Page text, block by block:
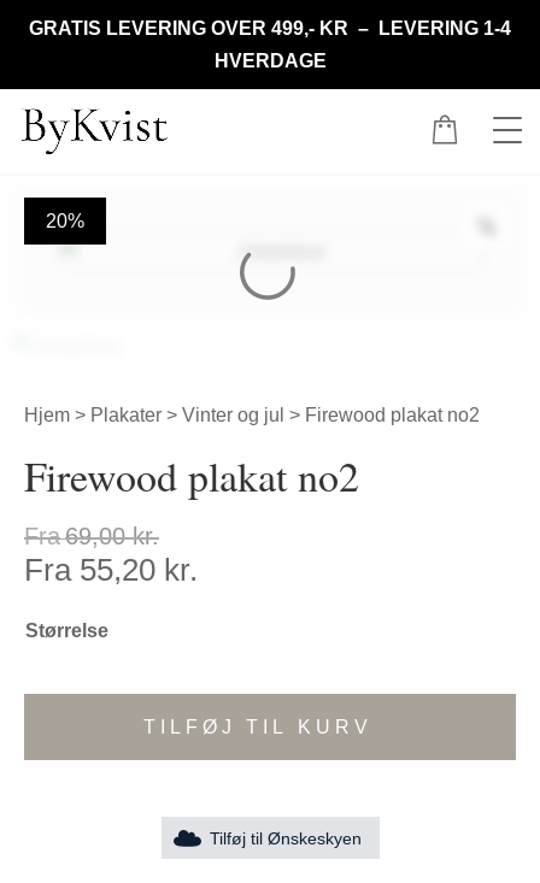
GRATIS LEVERING OVER 499,- KR – LEVERING 1-4
HVERDAGE
20%
Hjem > Plakater > Vinter og jul > Firewood plakat no2
Firewood plakat no2
Fra69,00kr.
Fra 55,20 kr.
Størrelse
TILFØJ TIL KURV
Tilføj til Ønskeskyen